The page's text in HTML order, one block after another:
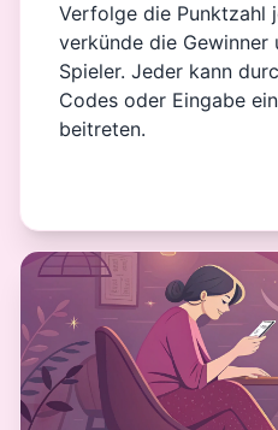
Verfolge die Punktzahl
verkünde die
Spieler. Jeder kann
Codes oder Eingabe
beitreten.